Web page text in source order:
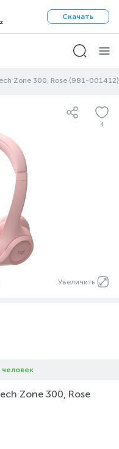
Скачать
Zone 300, Rose (981-001412)
4
Увеличить
человек
Zone 300, Rose